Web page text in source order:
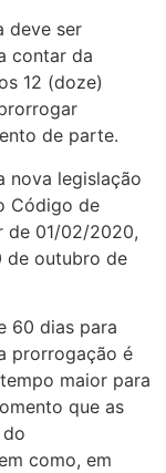
deve ser
contar da
12 (doze)
de parte.
nova legislação
Código de
de 01/02/2020,
de outubro de
60 dias para
prorrogação é
maior para
que as
como, em